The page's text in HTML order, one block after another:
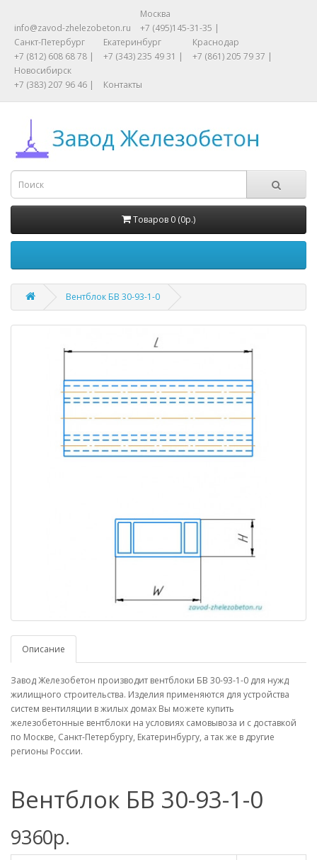
info@zavod-zhelezobeton.ru
Москва
+7 (495)145-31-35 |
Санкт-Петербург
+7 (812) 608 68 78 |
Екатеринбург
+7 (343) 235 49 31 |
Краснодар
+7 (861) 205 79 37 |
Новосибирск
+7 (383) 207 96 46 |
Контакты
Товаров 0 (0р.)
Вентблок БВ 30-93-1-0
Описание
Завод Железобетон производит вентблоки БВ 30-93-1-0 для нужд
жилищного строительства. Изделия применяются для устройства
систем вентиляции в жилых домах Вы можете купить
железобетонные вентблоки на условиях самовывоза и с доставкой
по Москве, Санкт-Петербургу, Екатеринбургу, а так же в другие
регионы России.
Вентблок БВ 30-93-1-0
9360р.